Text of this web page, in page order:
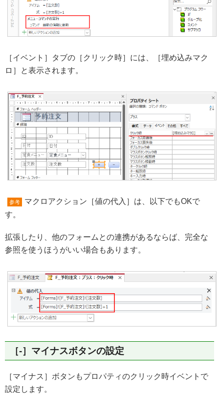
［イベント］タブの［クリック時］には、［埋め込みマク
ロ］と表示されます。
参考
マクロアクション［値の代入］は、以下でもOKで
す。
拡張したり、他のフォームとの連携があるならば、完全な
参照を使うほうがいい場合もあります。
［-］マイナスボタンの設定
［マイナス］ボタンもプロパティのクリック時イベントで
設定します。